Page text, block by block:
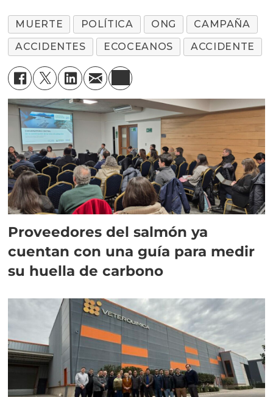
MUERTE POLÍTICA ONG
CAMPAÑA
ACCIDENTES
ECOCEANOS ACCIDENTE
Proveedores del salmón ya
cuentan con una guía para medir
su huella de carbono